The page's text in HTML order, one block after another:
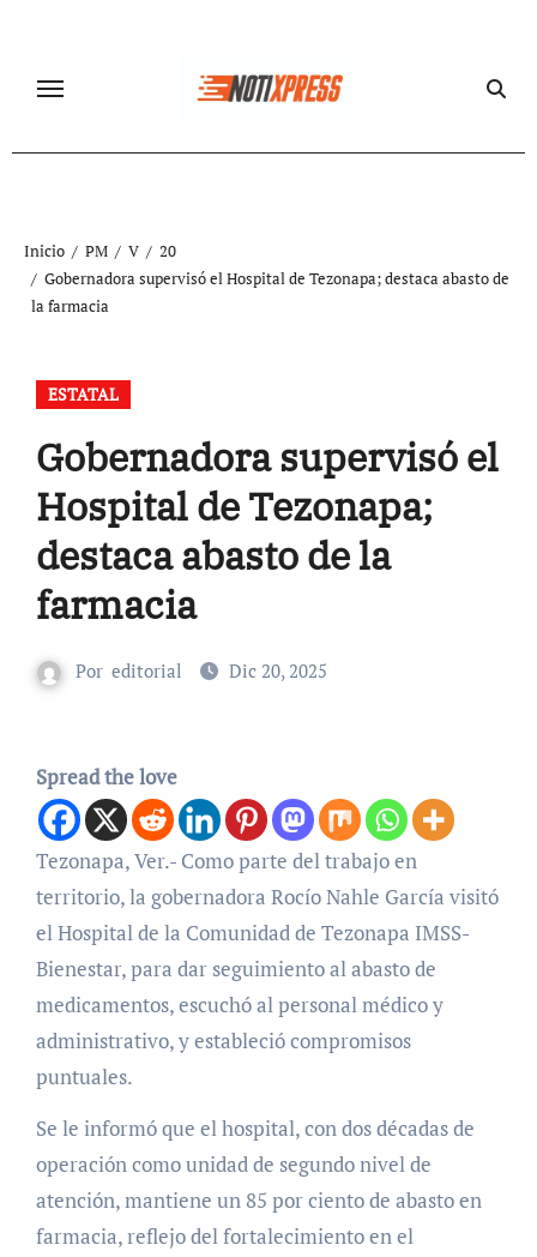
contenido
Inicio PM V
20
Gobernadora supervisó el Hospital de Tezonapa; destaca abasto de
la farmacia
ESTATAL
Gobernadora supervisó el
Hospital de Tezonapa;
destaca abasto de la
farmacia
Por editorial Dic 20, 2025
Spread the love
Tezonapa, Ver.- Como parte del trabajo en
territorio, la gobernadora Rocío Nahle García visitó
el Hospital de la Comunidad de Tezonapa IMSS-
Bienestar, para dar seguimiento al abasto de
medicamentos, escuchó al personal médico y
administrativo, y estableció compromisos
puntuales.
Se le informó que el hospital, con dos décadas de
operación como unidad de segundo nivel de
atención, mantiene un 85 por ciento de abasto en
farmacia, reflejo del fortalecimiento en el